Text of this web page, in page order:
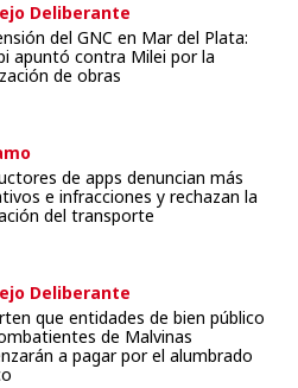
Deliberante
del GNC en Mar del Plata:
apuntó contra Milei por la
de obras
de apps denuncian más
e infracciones y rechazan la
del transporte
Deliberante
que entidades de bien público
de Malvinas
a pagar por el alumbrado